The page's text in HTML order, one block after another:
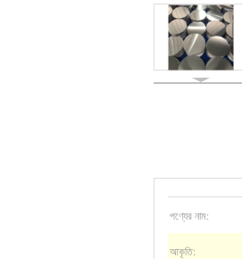
পণ্যের নাম:
আকৃতি: